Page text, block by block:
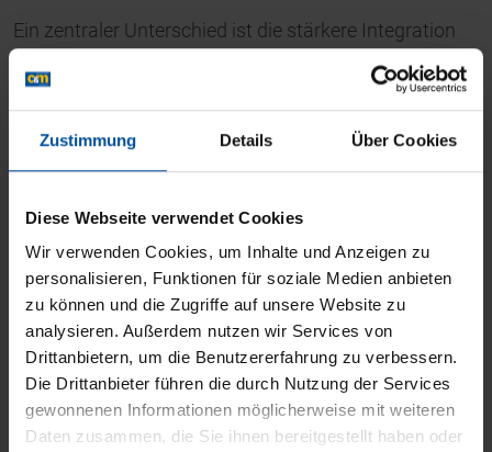
Zustimmung Details Über Cookies
Diese Webseite verwendet Cookies
Wir verwenden Cookies, um Inhalte und Anzeigen zu
personalisieren, Funktionen für soziale Medien anbieten
zu können und die Zugriffe auf unsere Website zu
analysieren. Außerdem nutzen wir Services von
Drittanbietern, um die Benutzererfahrung zu verbessern.
Die Drittanbieter führen die durch Nutzung der Services
gewonnenen Informationen möglicherweise mit weiteren
Daten zusammen, die Sie ihnen bereitgestellt haben oder
Ein zentraler Unterschied ist die stärkere Integration
der Projektarbeit in die Prüfung. Während bei der
VO2016 die Projektarbeit bereits Teil der Prüfung war,
Prüfungsteilnehmer müssen ein umfassendes Projekt
aus der betrieblichen Praxis durchführen und ihre
Ergebnisse vor einer Prüfungskommission
des Gelernten.
4. Prüfungsstruktur und -verfahren
Die Prüfungsstruktur wurde klarer und
praxisorientierter gestaltet. Die schriftlichen
Prüfungen wurden zum Teil gestrafft und auf